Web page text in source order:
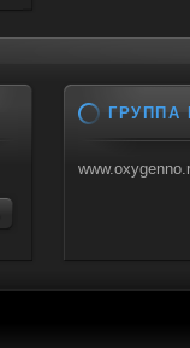
ГРУППА